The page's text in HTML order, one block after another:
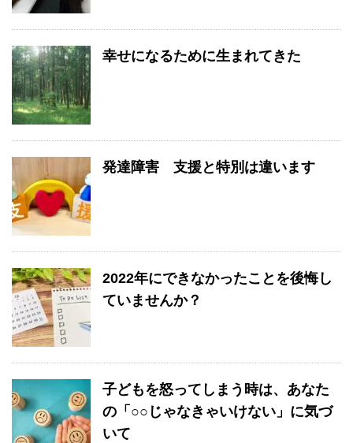
幸せになるために生まれてきた
発達障害 支援と特別は違います
2022年にできなかったことを後悔し
ていませんか？
子どもを怒ってしまう時は、あなた
の「○○じゃなきゃいけない」に気づ
いて